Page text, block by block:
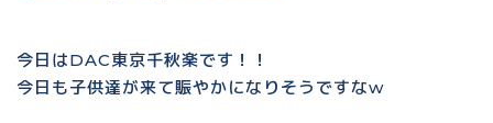
今日はDAC東京千秋楽です！！
今日も子供達が来て賑やかになりそうですなw